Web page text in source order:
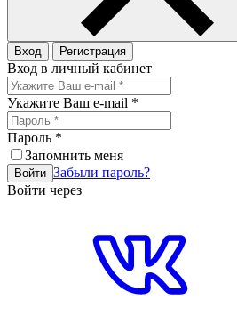
Вход Регистрация
Вход в личный кабинет
Укажите Ваш e-mail *
Пароль *
Запомнить меня
Войти Забыли пароль?
Войти через